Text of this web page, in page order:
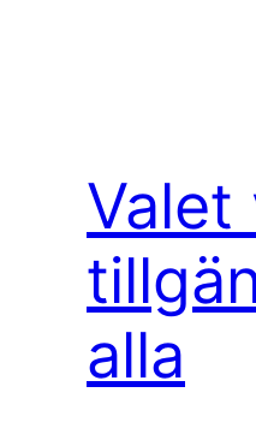
Valet
alla